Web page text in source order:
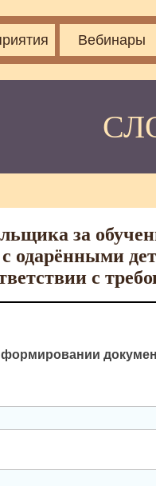
Вебинары
за
одарёнными
с